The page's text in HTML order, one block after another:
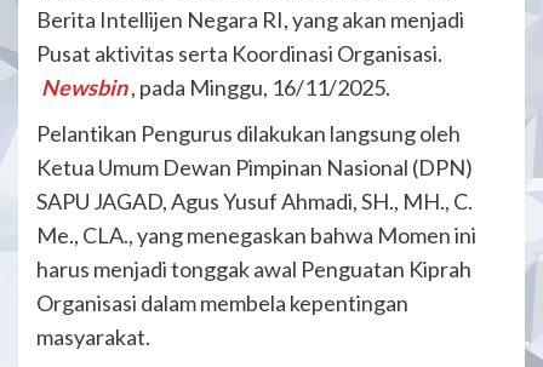
Berita Intellijen Negara RI, yang akan menjadi
Pusat aktivitas serta Koordinasi Organisasi.
Newsbin , pada Minggu, 16/11/2025.
Pelantikan Pengurus dilakukan langsung oleh
Ketua Umum Dewan Pimpinan Nasional (DPN)
SAPU JAGAD, Agus Yusuf Ahmadi, SH., MH., C.
Me., CLA., yang menegaskan bahwa Momen ini
harus menjadi tonggak awal Penguatan Kiprah
Organisasi dalam membela kepentingan
masyarakat.